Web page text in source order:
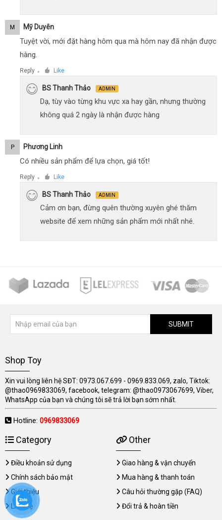
M Mỹ Duyên
Tuyệt vời, mới đặt hàng hôm qua mà hôm nay đã nhận được
hàng.
Reply ● Like
BS Thanh Thảo ADMIN
Dạ, tùy vào từng khu vực xa hay gần, nhưng thường
không quá 2 ngày là nhận được hàng
P Phương Linh
Có nhiều sản phẩm để lựa chọn, giá tốt!
Reply ● Like
BS Thanh Thảo ADMIN
Cảm ơn bạn, đừng quên thường xuyên ghé thăm
website để xem những sản phẩm mới nhất nhé.
SUBMIT
Shop Toy
Xin vui lòng liên hệ SĐT: 0973.067.699 - 0969.833.069, zalo, Tiktok:
@thao0969833069, facebook, telegram: @thao0973067699, Viber,
WhatsApp của bạn và chúng tôi sẽ trả lời bạn sớm nhất.
Hotline: 0969833069
Category
Điều khoản sử dụng
Chính sách bảo mật
Giới thiệu
Liên hệ
Other
Giao hàng & vận chuyển
Mua hàng & thanh toán
Câu hỏi thường gặp (FAQ)
Đổi trả & hoàn tiền